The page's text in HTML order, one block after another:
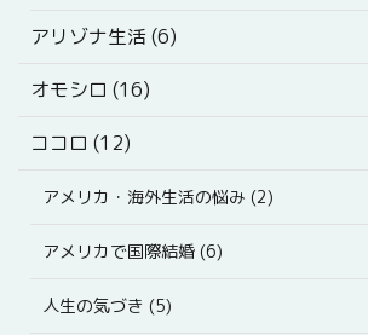
アリゾナ生活 (6)
オモシロ (16)
ココロ (12)
アメリカ・海外生活の悩み (2)
アメリカで国際結婚 (6)
人生の気づき (5)